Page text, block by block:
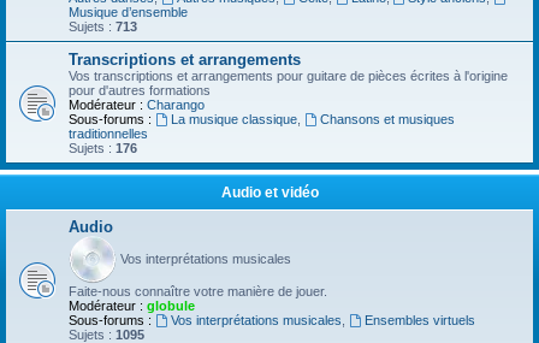
Musique d’ensemble
Sujets : 713
Transcriptions et arrangements
Vos transcriptions et arrangements pour guitare de pièces écrites à l'origine
pour d'autres formations
Modérateur : Charango
Sous-forums :
La musique classique,
Chansons et musiques
traditionnelles
Sujets : 176
Audio et vidéo
Audio
Vos interprétations musicales
Faite-nous connaître votre manière de jouer.
Modérateur : globule
Sous-forums :
Vos interprétations musicales
Ensembles virtuels
Sujets : 1095